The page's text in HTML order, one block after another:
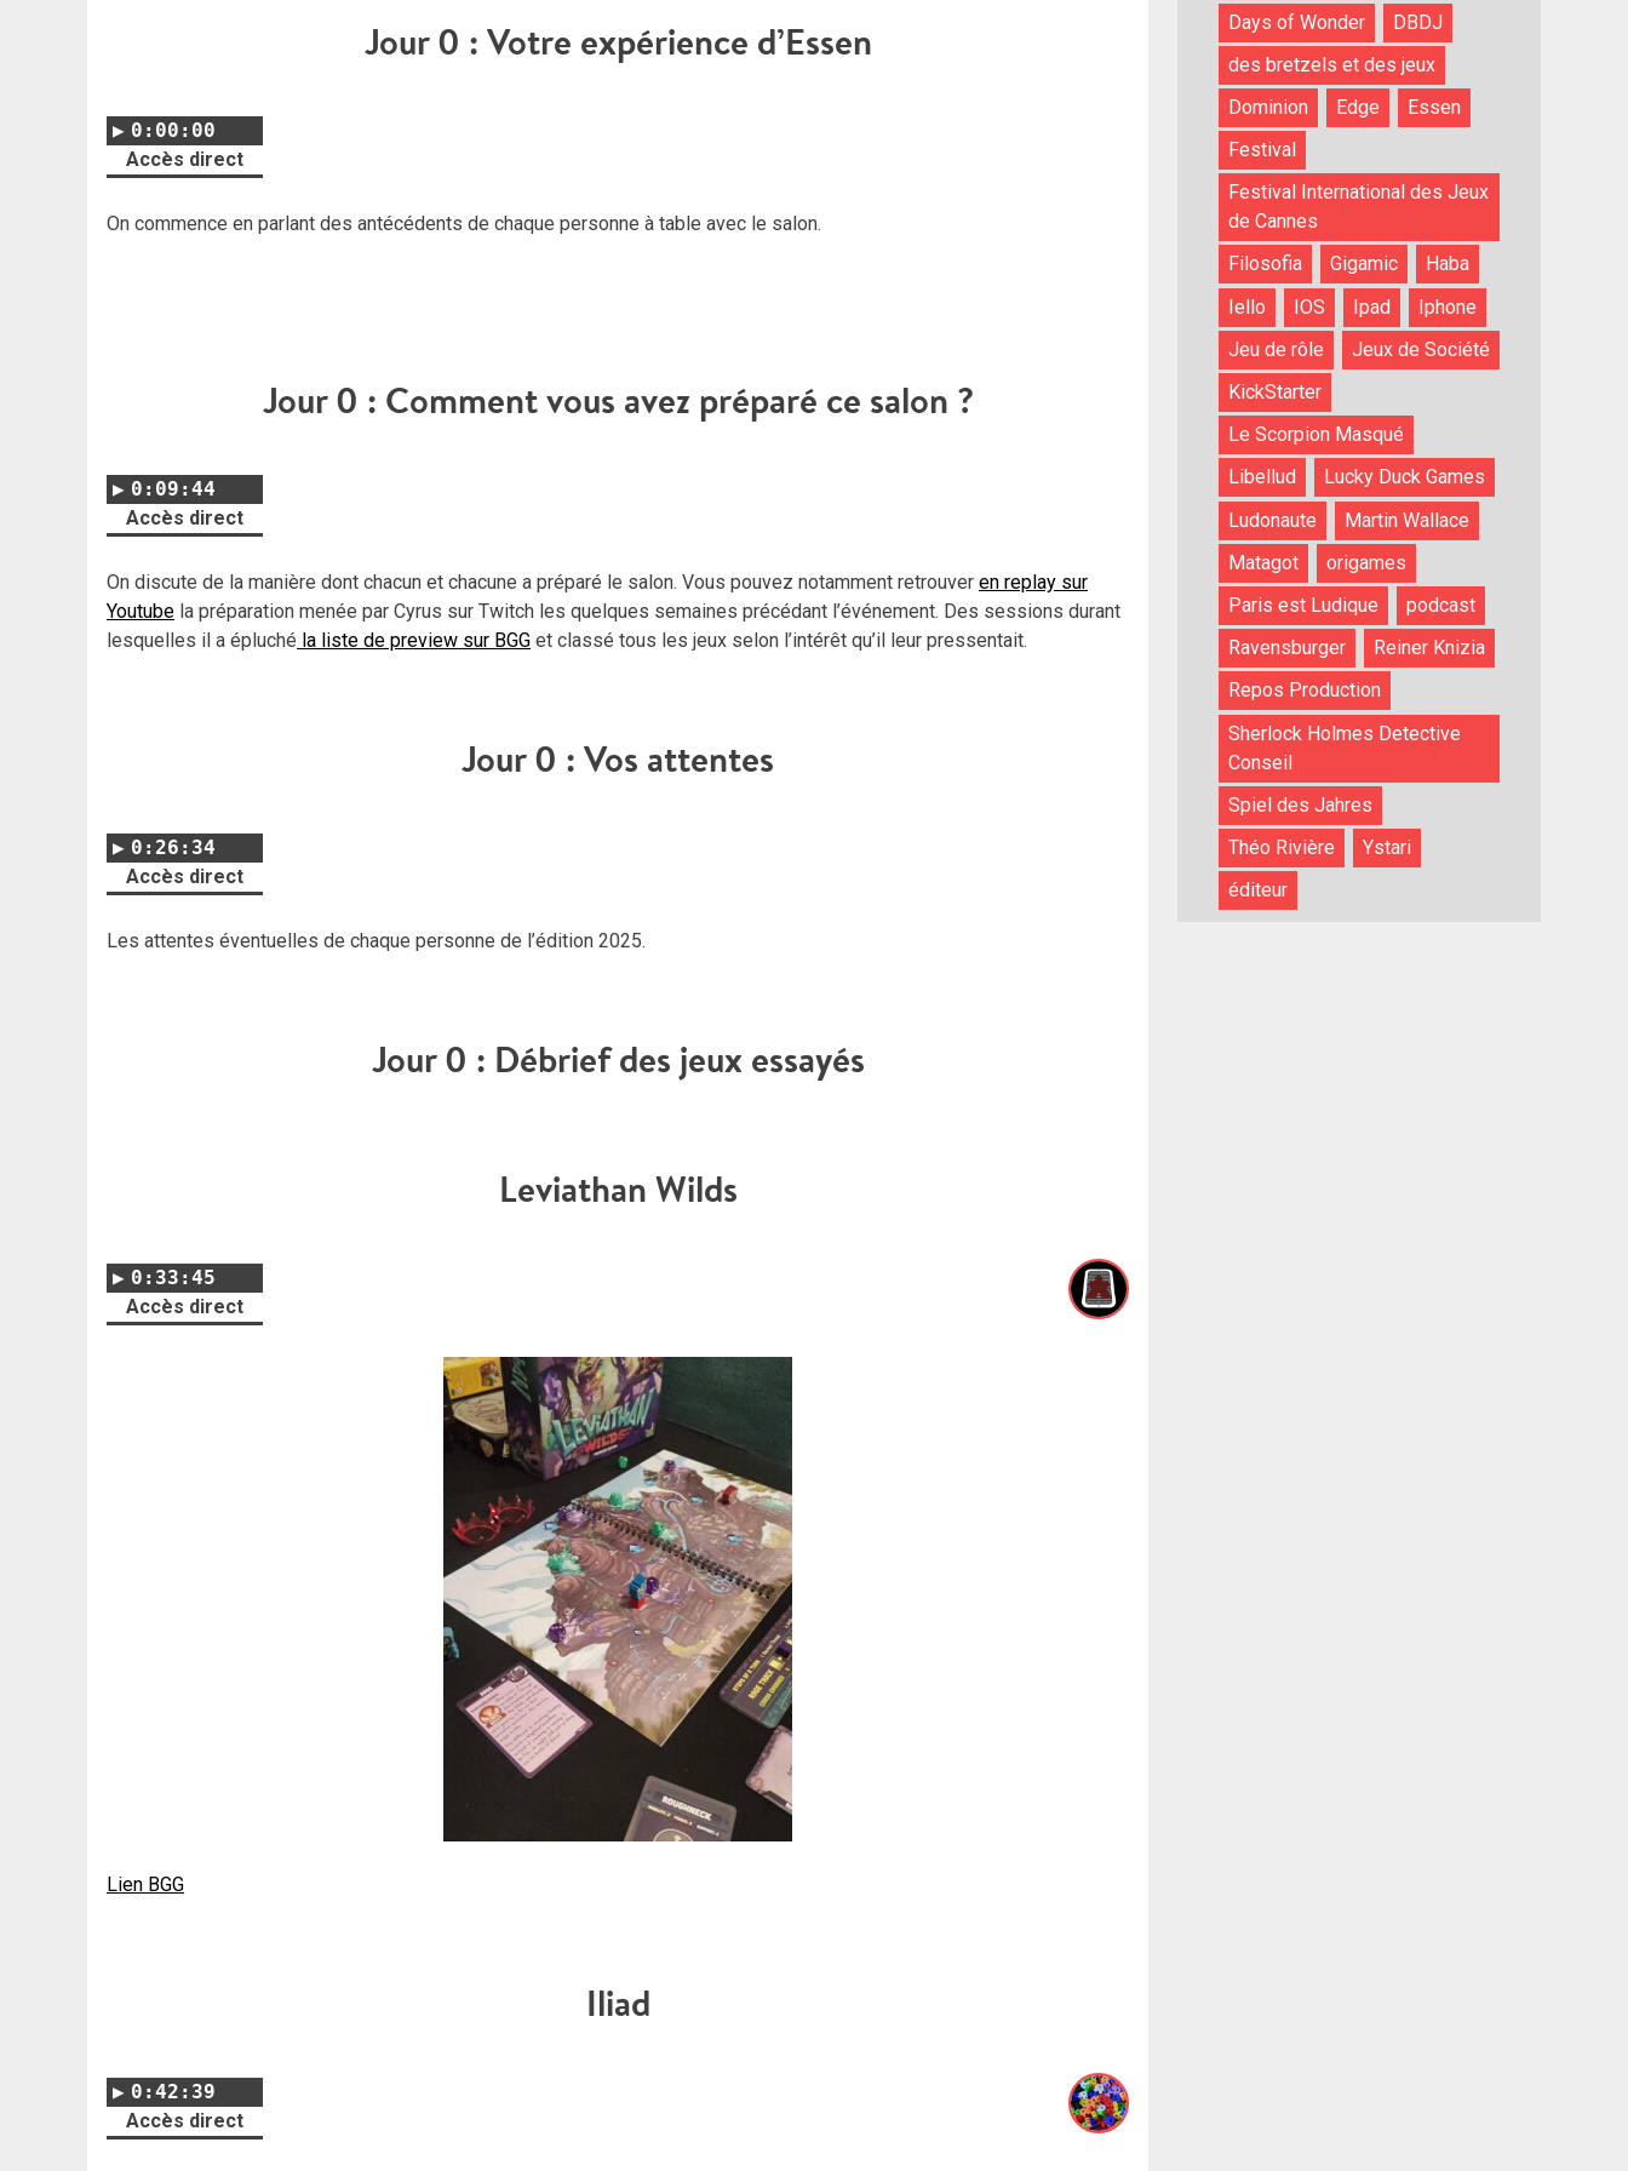
Jour 0 : Votre expérience d’Essen
0:00:00
Accès direct
On commence en parlant des antécédents de chaque personne à table avec le salon.
Jour 0 : Comment vous avez préparé ce salon ?
0:09:44
Accès direct
On discute de la manière dont chacun et chacune a préparé le salon. Vous pouvez notamment retrouver en replay sur
Youtube la préparation menée par Cyrus sur Twitch les quelques semaines précédant l’événement. Des sessions durant
lesquelles il a épluché la liste de preview sur BGG et classé tous les jeux selon l’intérêt qu’il leur pressentait.
Jour 0 : Vos attentes
0:26:34
Accès direct
Les attentes éventuelles de chaque personne de l’édition 2025.
Jour 0 : Débrief des jeux essayés
Leviathan Wilds
0:33:45
Accès direct
Lien BGG
Iliad
0:42:39
Accès direct
Days of Wonder
DBDJ
des bretzels et des jeux
Dominion
Edge
Essen
Festival
Festival International des Jeux
de Cannes
Filosofia
Gigamic
Haba
Iello
IOS Ipad
Iphone
Jeu de rôle
Jeux de Société
KickStarter
Le Scorpion Masqué
Libellud
Lucky Duck Games
Ludonaute
Martin Wallace
Matagot
origames
Paris est Ludique
podcast
Ravensburger
Reiner Knizia
Repos Production
Sherlock Holmes Detective
Conseil
Spiel des Jahres
Théo Rivière
Ystari
éditeur